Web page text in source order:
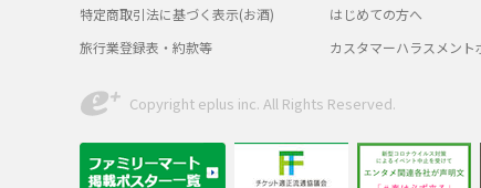
特定商取引法に基づく表示(お酒)
旅行業登録表・約款等
はじめての方へ
カスタマーハラスメント
Copyright eplus inc. All Rights Reserved.